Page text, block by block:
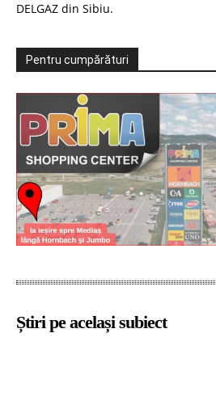
DELGAZ din Sibiu.
Pentru cumpărături
Știri pe același subiect